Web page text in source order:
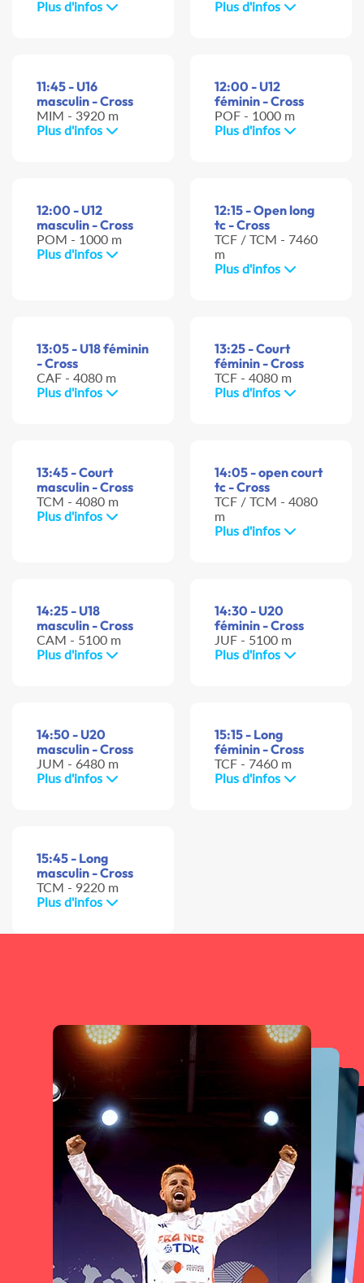
Plus d'infos Plus d'infos
11:45 - U16
masculin - Cross
MIM - 3920 m
Plus d'infos
12:00 - U12
féminin - Cross
POF - 1000 m
Plus d'infos
12:00 - U12
masculin - Cross
POM - 1000 m
Plus d'infos
12:15 - Open long
tc - Cross
TCF / TCM - 7460
m
Plus d'infos
13:05 - U18 féminin
- Cross
CAF - 4080 m
Plus d'infos
13:25 - Court
féminin - Cross
TCF - 4080 m
Plus d'infos
13:45 - Court
masculin - Cross
TCM - 4080 m
Plus d'infos
14:05 - open court
tc - Cross
TCF / TCM - 4080
m
Plus d'infos
14:25 - U18
masculin - Cross
CAM - 5100 m
Plus d'infos
14:30 - U20
féminin - Cross
JUF - 5100 m
Plus d'infos
14:50 - U20
masculin - Cross
JUM - 6480 m
Plus d'infos
15:15 - Long
féminin - Cross
TCF - 7460 m
Plus d'infos
15:45 - Long
masculin - Cross
TCM - 9220 m
Plus d'infos